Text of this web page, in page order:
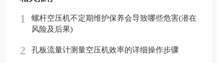
1
螺杆空压机不定期维护保养会导致哪些危害(潜在
风险及后果)
2 孔板流量计测量空压机效率的详细操作步骤